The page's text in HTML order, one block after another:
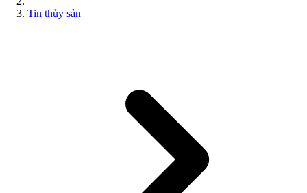
Tin thủy sản